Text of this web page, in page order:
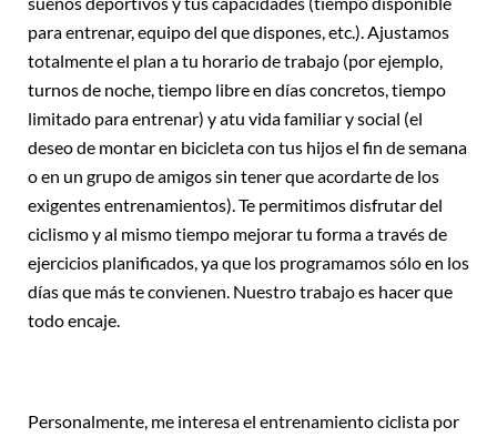
para entrenar, equipo del que dispones, etc.). Ajustamos
totalmente el plan a tu horario de trabajo (por ejemplo,
turnos de noche, tiempo libre en días concretos, tiempo
limitado para entrenar) y atu vida familiar y social (el
deseo de montar en bicicleta con tus hijos el fin de semana
o en un grupo de amigos sin tener que acordarte de los
exigentes entrenamientos). Te permitimos disfrutar del
ciclismo y al mismo tiempo mejorar tu forma a través de
ejercicios planificados, ya que los programamos sólo en los
días que más te convienen. Nuestro trabajo es hacer que
todo encaje.
Personalmente, me interesa el entrenamiento ciclista por